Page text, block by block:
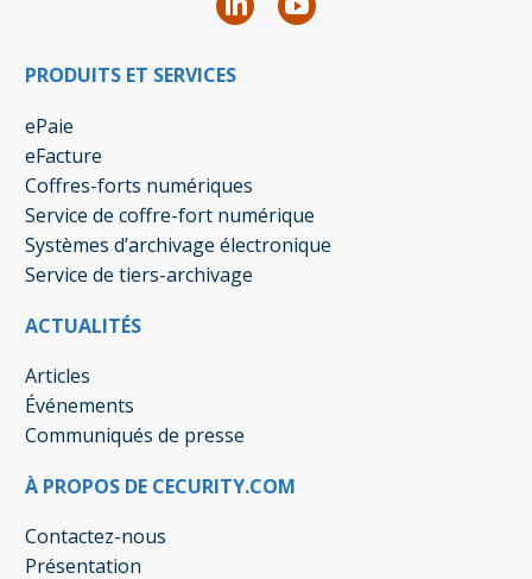
PRODUITS ET SERVICES
ePaie
eFacture
Coffres-forts numériques
Service de coffre-fort numérique
Systèmes d’archivage électronique
Service de tiers-archivage
ACTUALITÉS
Articles
Événements
Communiqués de presse
À PROPOS DE CECURITY.COM
Contactez-nous
Présentation